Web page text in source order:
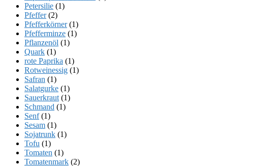
Petersilie (1)
Pfeffer(2)
Pfefferkörner(1)
Pfefferminze (1)
Pflanzenöl (1)
Quark (1)
rote Paprika (1)
Rotweinessig (1)
Safran (1)
Salatgurke (1)
Sauerkraut (1)
Schmand (1)
Senf(1)
Sesam (1)
Sojatrunk (1)
Tofu (1)
Tomaten (1)
Tomatenmark (2)